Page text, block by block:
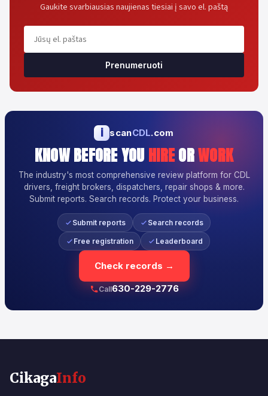
Gaukite svarbiausias naujienas tiesiai į savo el. paštą
Prenumeruoti
i scanCDL.com
KNOW BEFORE YOU HIREORWORK
The industry's most comprehensive review platform for CDL
drivers, freight brokers, dispatchers, repair shops & more.
Submit reports. Search records. Protect your business.
Submit reports Search records
Free registration Leaderboard
Check records →
Call630-229-2776
CikagaInfo